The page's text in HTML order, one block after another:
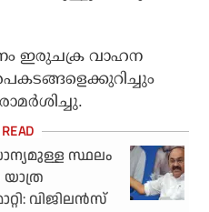
ഇരുചക്ര വാഹന
സ്ഥലം
വിജിലൻസ്